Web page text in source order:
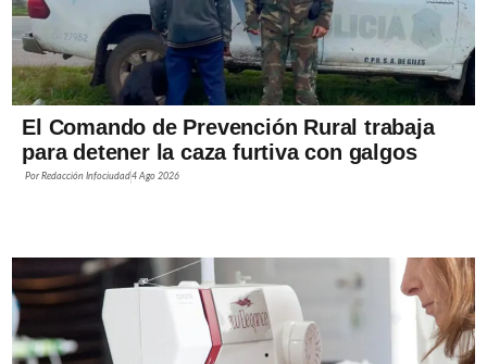
El Comando de Prevención Rural trabaja
para detener la caza furtiva con galgos
PorRedacción Infociudad4 Ago 2026